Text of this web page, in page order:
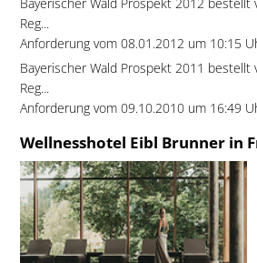
Reg...
Anforderung vom 08.01.2012 um 10:15
Bayerischer Wald Prospekt 2011 bestellt
Reg...
Anforderung vom 09.10.2010 um 16:49
Wellnesshotel Eibl Brunner in